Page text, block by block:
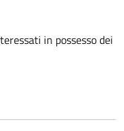
in possesso dei